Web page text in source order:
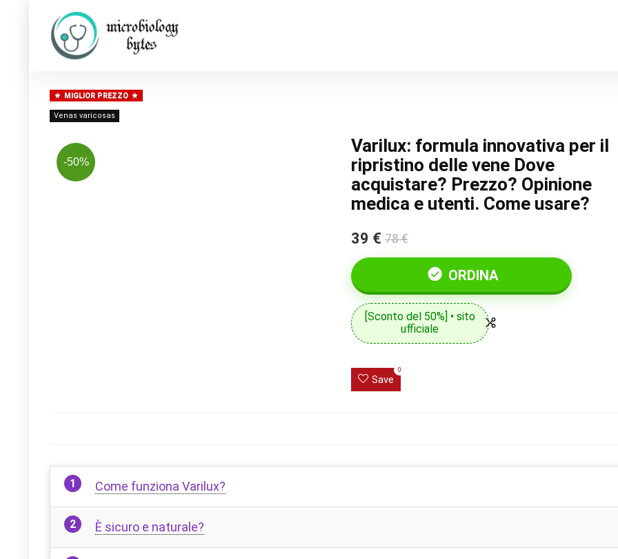
MIGLIOR PREZZO
Venas varicosas
-50%
Varilux: formula innovativa per il
ripristino delle vene Dove
acquistare? Prezzo? Opinione
medica e utenti. Come usare?
39 € 78 €
ORDINA
[Sconto del 50%] • sito
ufficiale
Save
0
Come funziona Varilux?
È sicuro e naturale?